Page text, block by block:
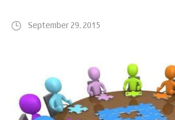
September 29, 2015